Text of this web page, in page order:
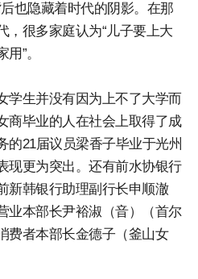
也隐藏着时代的阴影。在那
，很多家庭认为“儿子要上大
”。
学生并没有因为上不了大学而
商毕业的人在社会上取得了成
的21届议员梁香子毕业于光州
现更为突出。还有前水协银行
新韩银行助理副行长申顺澈
业本部长尹裕淑（音）（首尔
费者本部长金德子（釜山女